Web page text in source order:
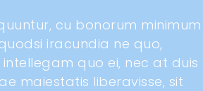
cu bonorum minimum
iracundia ne quo,
quo ei, nec at duis
maiestatis liberavisse, sit